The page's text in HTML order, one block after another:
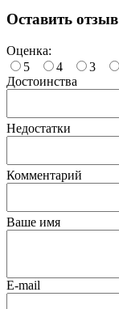
Оставить отзыв
Оценка:
5
4 3
Достоинства
Недостатки
Комментарий
Ваше имя
E-mail